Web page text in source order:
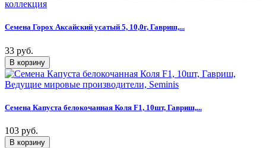
Семена Горох Аксайский усатый 5, 10,0г, Гавриш,...
33 руб.
Семена Капуста белокочанная Коля F1, 10шт, Гавриш,...
103 руб.